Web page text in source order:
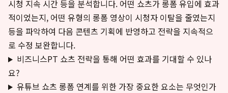
시청 지속 시간 등을 분석합니다. 어떤 쇼츠가 롱폼 유입에 효과
적이었는지, 어떤 유형의 롱폼 영상이 시청자 이탈을 줄였는지
등을 파악하여 다음 콘텐츠 기획에 반영하고 전략을 지속적으
로 수정 보완합니다.
비즈니스PT 쇼츠 전략을 통해 어떤 효과를 기대할 수 있나
요?
유튜브 쇼츠 롱폼 연계를 위한 가장 중요한 요소는 무엇인가